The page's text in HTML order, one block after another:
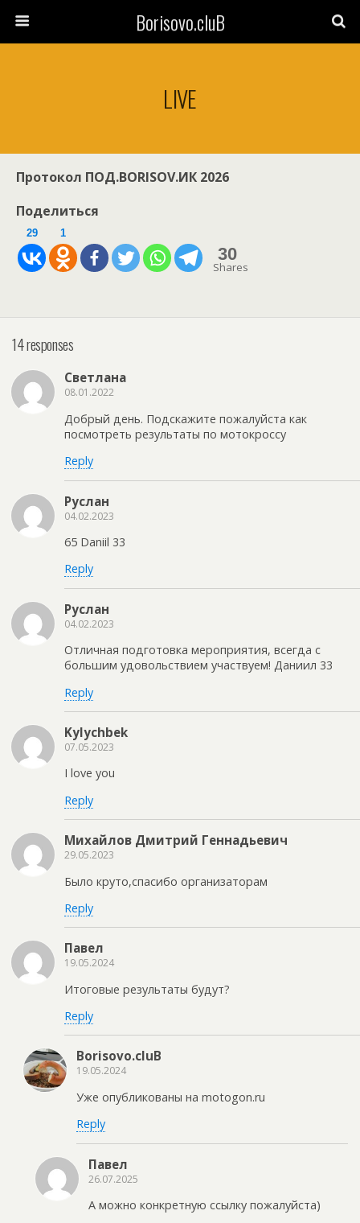
Borisovo.cluB
LIVE
Протокол ПОД.BORISOV.ИК 2026
Поделиться
29 1
30
Shares
14 responses
Светлана
08.01.2022
Добрый день. Подскажите пожалуйста как
посмотреть результаты по мотокроссу
Reply
Руслан
04.02.2023
65 Daniil 33
Reply
Руслан
04.02.2023
Отличная подготовка мероприятия, всегда с
большим удовольствием участвуем! Даниил 33
Reply
Kylychbek
07.05.2023
I love you
Reply
Михайлов Дмитрий Геннадьевич
29.05.2023
Было круто,спасибо организаторам
Reply
Павел
19.05.2024
Итоговые результаты будут?
Reply
Borisovo.cluB
19.05.2024
Уже опубликованы на motogon.ru
Reply
Павел
26.07.2025
А можно конкретную ссылку пожалуйста)